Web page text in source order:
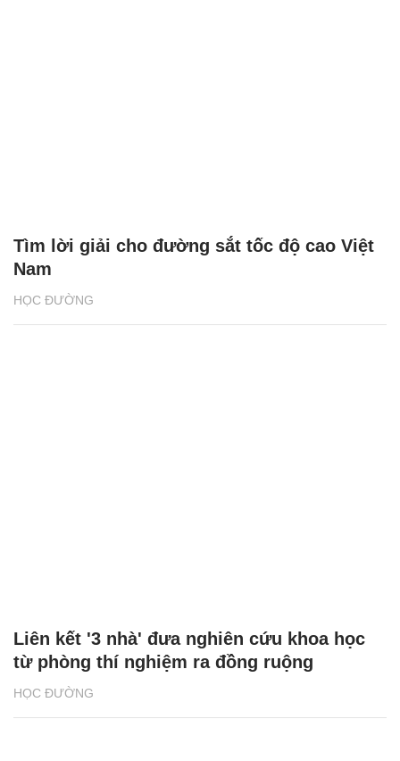
HỌC ĐƯỜNG
Tìm lời giải cho đường sắt tốc độ cao Việt
Nam
HỌC ĐƯỜNG
Liên kết '3 nhà' đưa nghiên cứu khoa học
từ phòng thí nghiệm ra đồng ruộng